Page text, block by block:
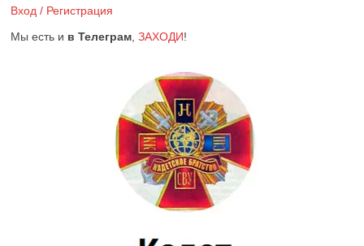
Вход / Регистрация
Мы есть и в Телеграм,ЗАХОДИ!